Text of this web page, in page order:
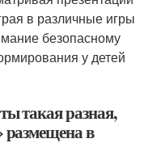
в различные игры
безопасному
у детей
такая разная,
размещена в